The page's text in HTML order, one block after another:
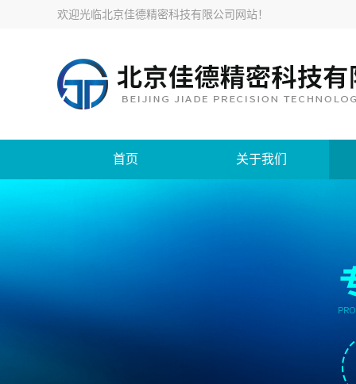
欢迎光临北京佳德精密科技有限公司网站！
首页 关于我们